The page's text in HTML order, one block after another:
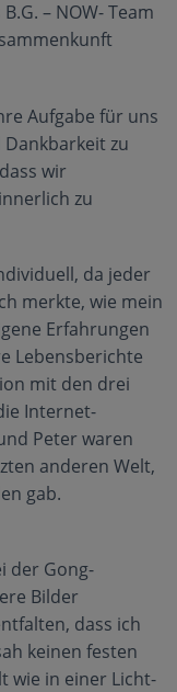
– NOW- Team
Aufgabe für uns
zu
wir
zu
da jeder
merkte, wie mein
Erfahrungen
Lebensberichte
mit den drei
Internet-
Peter waren
anderen Welt,
gab.
der Gong-
Bilder
dass ich
keinen festen
wie in einer Licht-